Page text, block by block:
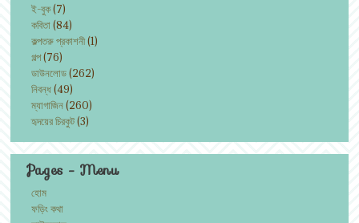
ই-বুক(7)
কবিতা(84)
কল্পতরু প্রকাশনী(1)
গল্প(76)
ডাউনলোড(262)
নিবন্ধ(49)
ম্যাগাজিন(260)
হৃদয়ের চিরকুট(3)
Pages - Menu
হোম
ফড়িং কথা